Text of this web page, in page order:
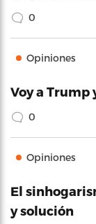
0
Opiniones
Voy a Trump
0
Opiniones
El
y solución